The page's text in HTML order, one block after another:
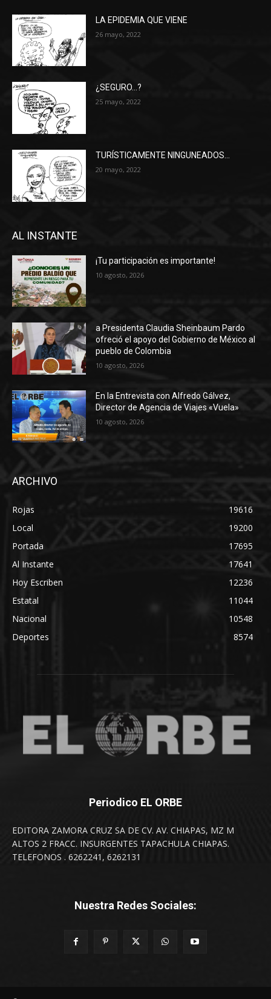
LA EPIDEMIA QUE VIENE
26 mayo, 2022
¿SEGURO…?
25 mayo, 2022
TURÍSTICAMENTE NINGUNEADOS…
20 mayo, 2022
AL INSTANTE
¡Tu participación es importante!
10 agosto, 2026
a Presidenta Claudia Sheinbaum Pardo
ofreció el apoyo del Gobierno de México al
pueblo de Colombia
10 agosto, 2026
En la Entrevista con Alfredo Gálvez,
Director de Agencia de Viajes «Vuela»
10 agosto, 2026
ARCHIVO
Rojas
19616
Local
19200
Portada
17695
Al Instante
17641
Hoy Escriben
12236
Estatal
11044
Nacional
10548
Deportes
8574
Periodico EL ORBE
EDITORA ZAMORA CRUZ SA DE CV. AV. CHIAPAS, MZ M
ALTOS 2 FRACC. INSURGENTES TAPACHULA CHIAPAS.
TELEFONOS . 6262241, 6262131
Nuestra Redes Sociales: